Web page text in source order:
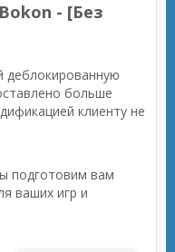
- [Без
деблокированную
больше
клиенту не
подготовим вам
ваших игр и